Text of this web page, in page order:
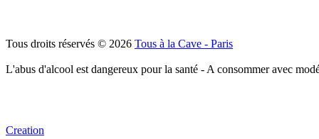
Tous droits réservés © 2026 Tous à la Cave - Paris
L'abus d'alcool est dangereux pour la santé - A consommer avec
Creation